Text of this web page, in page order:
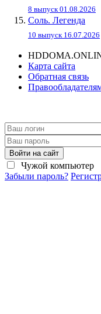
8 выпуск 01.08.2026
Соль. Легенда
10 выпуск 16.07.2026
Карта сайта
Обратная связь
Войти на сайт
Чужой компьютер
Забыли пароль?